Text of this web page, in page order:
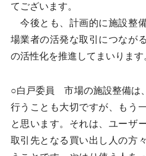
てございます。
今後とも、計画的に施設整
場業者の活発な取引につなが
の活性化を推進してまいります
○白戸委員 市場の施設整備は
行うことも大切ですが、もう
と思います。それは、ユーザ
取引先となる買い出し人の方